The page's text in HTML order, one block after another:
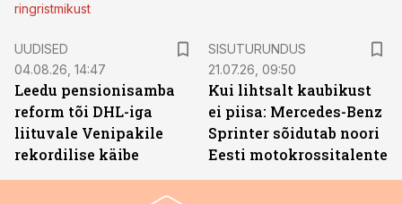
ringristmikust
UUDISED
04.08.26, 14:47
Leedu pensionisamba
reform tõi DHL-iga
liituvale Venipakile
rekordilise käibe
SISUTURUNDUS
21.07.26, 09:50
Kui lihtsalt kaubikust
ei piisa: Mercedes-Benz
Sprinter sõidutab noori
Eesti motokrossitalente